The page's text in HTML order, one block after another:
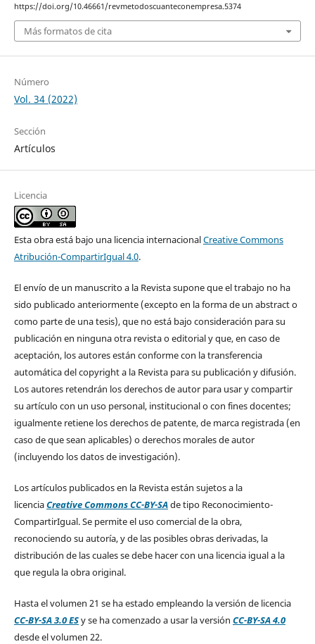
https://doi.org/10.46661/revmetodoscuanteconempresa.5374
Más formatos de cita
Número
Vol. 34 (2022)
Sección
Artículos
Licencia
Esta obra está bajo una licencia internacionalCreative Commons
Atribución-CompartirIgual 4.0.
El envío de un manuscrito a la Revista supone que el trabajo no ha
sido publicado anteriormente (excepto en la forma de un abstract o
como parte de una tesis), que no está bajo consideración para su
publicación en ninguna otra revista o editorial y que, en caso de
aceptación, los autores están conforme con la transferencia
automática del copyright a la Revista para su publicación y difusión.
Los autores retendrán los derechos de autor para usar y compartir
su artículo con un uso personal, institucional o con fines docentes;
igualmente retiene los derechos de patente, de marca registrada (en
caso de que sean aplicables) o derechos morales de autor
(incluyendo los datos de investigación).
Los artículos publicados en la Revista están sujetos a la
licenciaCreative Commons CC-BY-SAde tipo Reconocimiento-
CompartirIgual. Se permite el uso comercial de la obra,
reconociendo su autoría, y de las posibles obras derivadas, la
distribución de las cuales se debe hacer con una licencia igual a la
que regula la obra original.
Hasta el volumen 21 se ha estado empleando la versión de licencia
CC-BY-SA 3.0 ESy se ha comenzado a usar la versión CC-BY-SA 4.0
desde el volumen 22.